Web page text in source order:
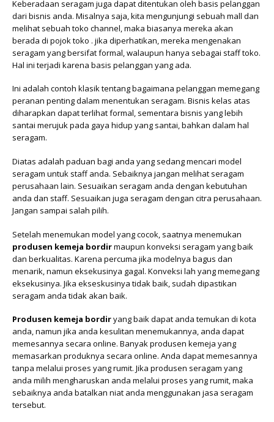
Keberadaan seragam juga dapat ditentukan oleh basis pelanggan
dari bisnis anda. Misalnya saja, kita mengunjungi sebuah mall dan
melihat sebuah toko channel, maka biasanya mereka akan
berada di pojok toko . jika diperhatikan, mereka mengenakan
seragam yang bersifat formal, walaupun hanya sebagai staff toko.
Hal ini terjadi karena basis pelanggan yang ada.
Ini adalah contoh klasik tentang bagaimana pelanggan memegang
peranan penting dalam menentukan seragam. Bisnis kelas atas
diharapkan dapat terlihat formal, sementara bisnis yang lebih
santai merujuk pada gaya hidup yang santai, bahkan dalam hal
seragam.
Diatas adalah paduan bagi anda yang sedang mencari model
seragam untuk staff anda. Sebaiknya jangan melihat seragam
perusahaan lain. Sesuaikan seragam anda dengan kebutuhan
anda dan staff. Sesuaikan juga seragam dengan citra perusahaan.
Jangan sampai salah pilih.
Setelah menemukan model yang cocok, saatnya menemukan
produsen kemeja bordirmaupun konveksi seragam yang baik
dan berkualitas. Karena percuma jika modelnya bagus dan
menarik, namun eksekusinya gagal. Konveksi lah yang memegang
eksekusinya. Jika ekseskusinya tidak baik, sudah dipastikan
seragam anda tidak akan baik.
Produsen kemeja bordiryang baik dapat anda temukan di kota
anda, namun jika anda kesulitan menemukannya, anda dapat
memesannya secara online. Banyak produsen kemeja yang
memasarkan produknya secara online. Anda dapat memesannya
tanpa melalui proses yang rumit. Jika produsen seragam yang
anda milih mengharuskan anda melalui proses yang rumit, maka
sebaiknya anda batalkan niat anda menggunakan jasa seragam
tersebut.